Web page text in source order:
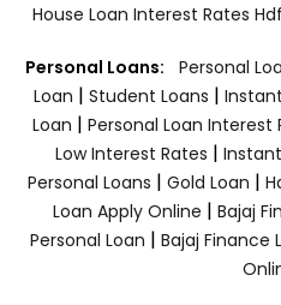
House Loan Interest Rates
Personal Loans: Personal
Loan | Student Loans |
Loan | Personal Loan Interest
Low Interest Rates |
Personal Loans | Gold Loan |
Loan Apply Online | Bajaj
Personal Loan | Bajaj Finance